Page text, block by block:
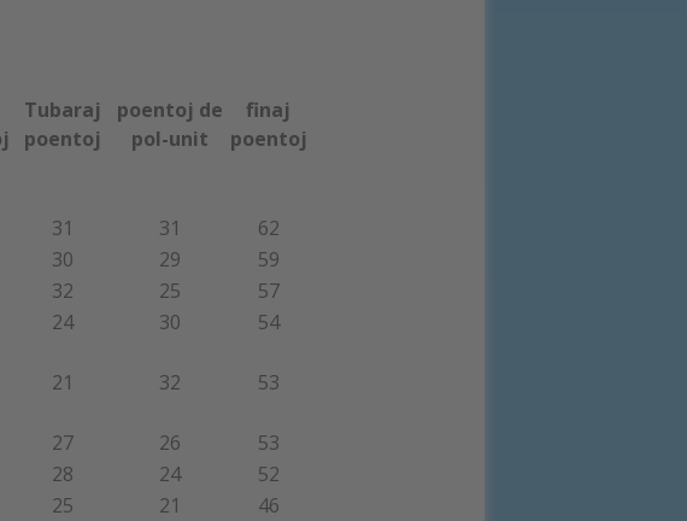
Tubaraj
poentoj
poentoj de
pol-unit
finaj
poentoj
31 31
62
30 29
59
32 25
57
24 30 54
21 32 53
27 26
53
28 24
52
25 21 46